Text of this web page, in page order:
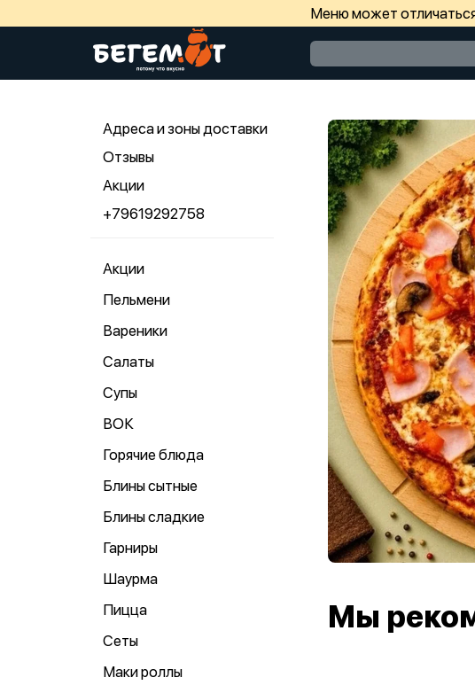
Меню может
Адреса и зоны доставки
Отзывы
Акции
+79619292758
Акции
Пельмени
Вареники
Салаты
Супы
ВОК
Горячие блюда
Блины сытные
Блины сладкие
Гарниры
Шаурма
Пицца
Сеты
Маки роллы
Мы